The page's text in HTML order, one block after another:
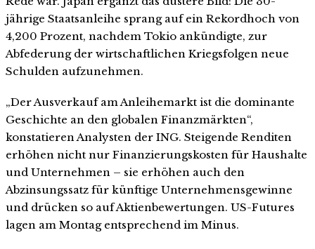
jährige Staatsanleihe sprang auf ein Rekordhoch von
4,200 Prozent, nachdem Tokio ankündigte, zur
Abfederung der wirtschaftlichen Kriegsfolgen neue
Schulden aufzunehmen.
„Der Ausverkauf am Anleihemarkt ist die dominante
Geschichte an den globalen Finanzmärkten“,
konstatieren Analysten der ING. Steigende Renditen
erhöhen nicht nur Finanzierungskosten für Haushalte
und Unternehmen – sie erhöhen auch den
Abzinsungssatz für künftige Unternehmensgewinne
und drücken so auf Aktienbewertungen. US-Futures
lagen am Montag entsprechend im Minus.